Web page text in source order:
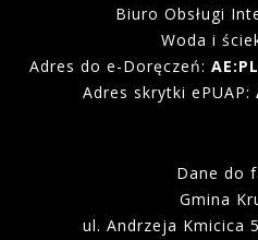
Biuro Obsługi
Woda i
Adres do e-Doręczeń:
Adres skrytki ePUAP:
Dane do
Gmina
ul. Andrzeja Kmicica